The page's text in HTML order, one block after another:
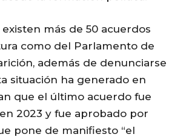
más de 50 acuerdos
como del Parlamento de
además de denunciarse
situación ha generado en
que el último acuerdo fue
2023 y fue aprobado por
pone de manifiesto “el